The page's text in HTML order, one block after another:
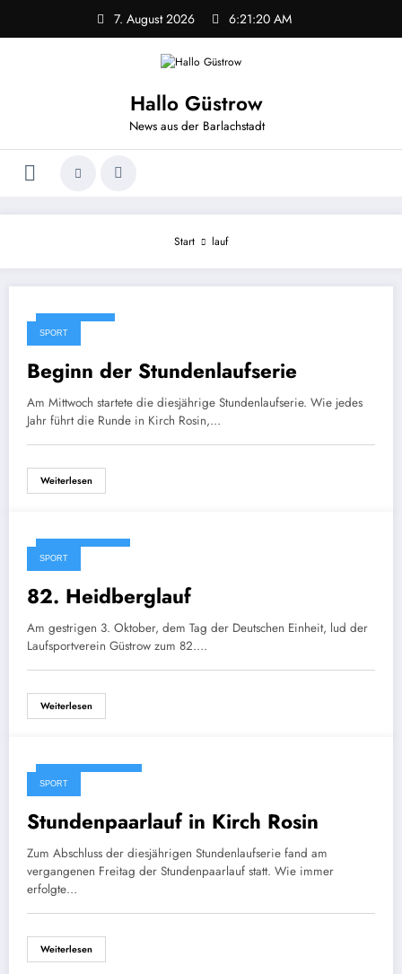
springen
7. August 2026 6:21:20 AM
Hallo Güstrow
News aus der Barlachstadt
Start lauf
30. Mai 2025
SPORT
Beginn der Stundenlaufserie
Am Mittwoch startete die diesjährige Stundenlaufserie. Wie jedes
Jahr führt die Runde in Kirch Rosin,…
Weiterlesen
4. Oktober 2024
SPORT
82. Heidberglauf
Am gestrigen 3. Oktober, dem Tag der Deutschen Einheit, lud der
Laufsportverein Güstrow zum 82.…
Weiterlesen
3. September 2024
SPORT
Stundenpaarlauf in Kirch Rosin
Zum Abschluss der diesjährigen Stundenlaufserie fand am
vergangenen Freitag der Stundenpaarlauf statt. Wie immer
erfolgte…
Weiterlesen